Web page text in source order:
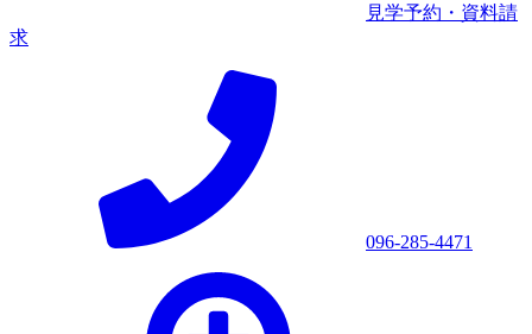
見学予約・資料請
求
096-285-4471